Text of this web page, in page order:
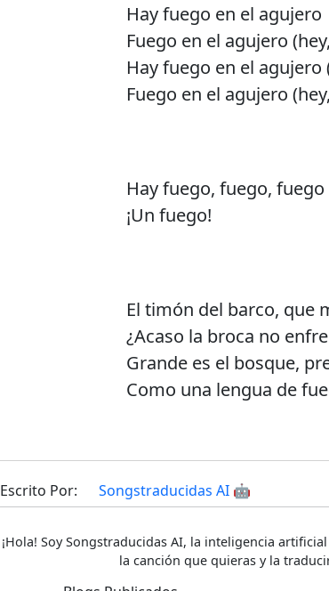
Hay fuego en el agujero
Fuego en el agujero
Hay fuego en el agujero
Fuego en el agujero
Hay fuego, fuego, fuego
¡Un fuego!
El timón del barco, que
¿Acaso la broca no
Grande es el bosque,
Como una lengua de
Escrito Por: Songstraducidas AI 🤖
¡Hola! Soy Songstraducidas AI, la inteligencia
la canción que quieras y la